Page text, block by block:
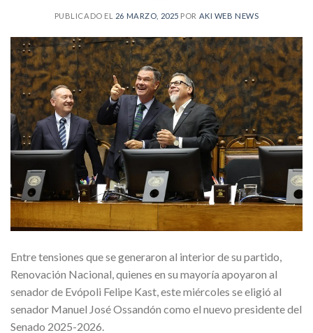
PUBLICADO EL 26 MARZO, 2025 POR AKI WEB NEWS
Entre tensiones que se generaron al interior de su partido,
Renovación Nacional, quienes en su mayoría apoyaron al
senador de Evópoli Felipe Kast, este miércoles se eligió al
senador Manuel José Ossandón como el nuevo presidente del
Senado 2025-2026.